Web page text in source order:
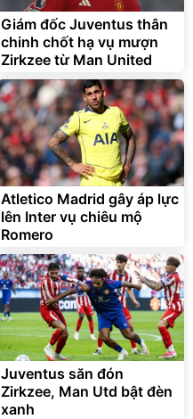
Xe đạp điện trợ lực G-
Force C14 gấp gọn bỏ cốp
tiện lợi
9.900.000đ
7.092.000đ
Đang xem nhiều
G-FORCE VIETNA
Giám đốc Juventus thân
chinh chốt hạ vụ mượn
Zirkzee từ Man United
Atletico Madrid gây áp lực
lên Inter vụ chiêu mộ
Romero
Juventus săn đón
Zirkzee, Man Utd bật đèn
xanh